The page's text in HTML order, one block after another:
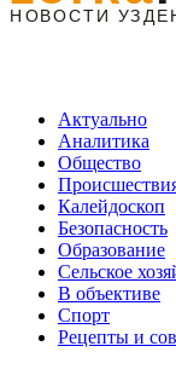
Актуально
Аналитика
Общество
Калейдоскоп
Безопасность
Образование
Сельское
В объективе
Спорт
Рецепты и